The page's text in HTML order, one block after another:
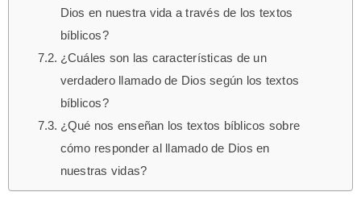
Dios en nuestra vida a través de los textos
bíblicos?
¿Cuáles son las características de un
verdadero llamado de Dios según los textos
bíblicos?
¿Qué nos enseñan los textos bíblicos sobre
cómo responder al llamado de Dios en
nuestras vidas?